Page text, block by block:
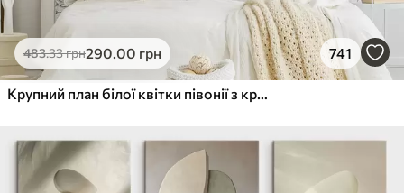
483.33грн290.00 грн 741
Крупний план білої квітки півонії з крапельками води на пелюстках на розмитому фоні